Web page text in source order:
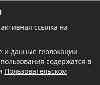
ссылка на
и данные геолокации
содержатся в
Пользовательском